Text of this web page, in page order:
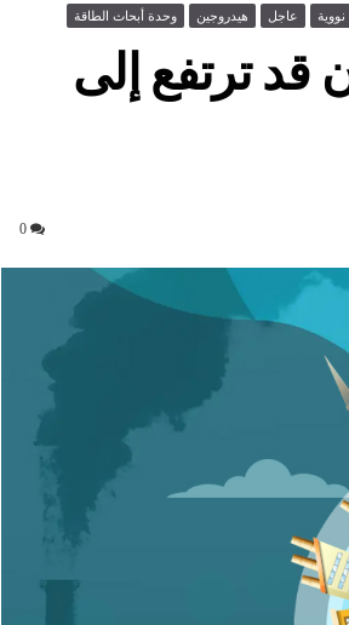
عاجل هيدروجين وحدة أبحاث الطاقة
قد ترتفع إلى
0